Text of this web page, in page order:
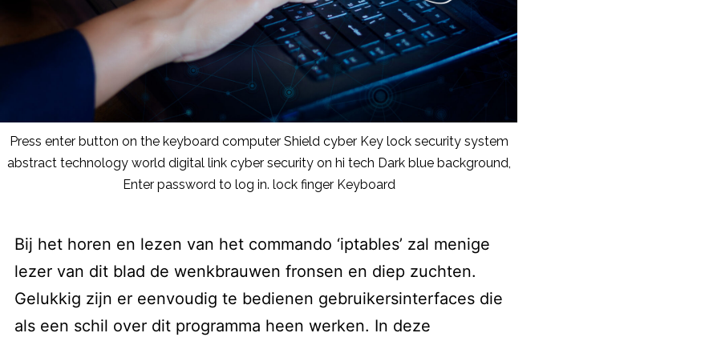
Press enter button on the keyboard computer Shield cyber Key lock security system
abstract technology world digital link cyber security on hi tech Dark blue background,
Enter password to log in. lock finger Keyboard
Bij het horen en lezen van het commando ‘iptables’ zal menige
lezer van dit blad de wenkbrauwen fronsen en diep zuchten.
Gelukkig zijn er eenvoudig te bedienen gebruikersinterfaces die
als een schil over dit programma heen werken. In deze